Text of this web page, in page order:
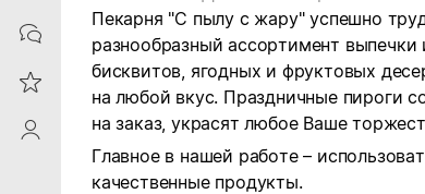
Contacts
Reviews
ProfileSaby
Пекарня "С пылу с жару" успешно
разнообразный ассортимент
бисквитов, ягодных и фруктовых
на любой вкус. Праздничные пироги
на заказ, украсят любое Ваше
Главное в нашей работе –
качественные продукты.